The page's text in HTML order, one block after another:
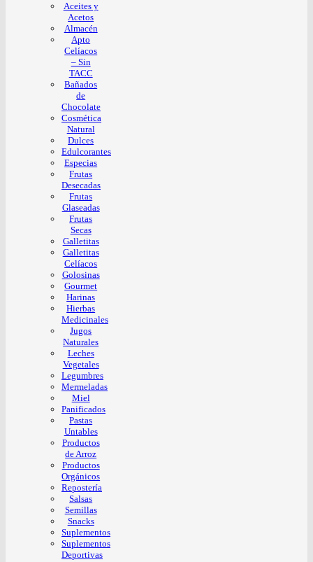
Aceites y
Acetos
Almacén
Apto
Celíacos
– Sin
TACC
Bañados
de
Chocolate
Cosmética
Natural
Dulces
Edulcorantes
Especias
Frutas
Desecadas
Frutas
Glaseadas
Frutas
Secas
Galletitas
Galletitas
Celíacos
Golosinas
Gourmet
Harinas
Hierbas
Medicinales
Jugos
Naturales
Leches
Vegetales
Legumbres
Mermeladas
Miel
Panificados
Pastas
Untables
Productos
de Arroz
Productos
Orgánicos
Repostería
Salsas
Semillas
Snacks
Suplementos
Suplementos
Deportivas